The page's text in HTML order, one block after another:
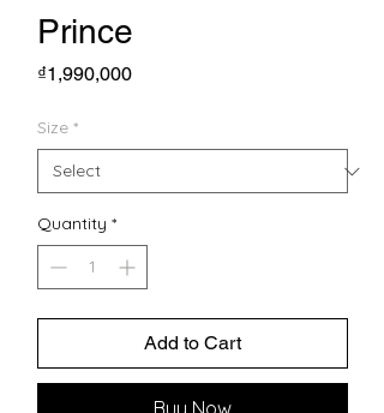
Prince
₫1,990,000Price
Size *
Quantity *
Add to Cart